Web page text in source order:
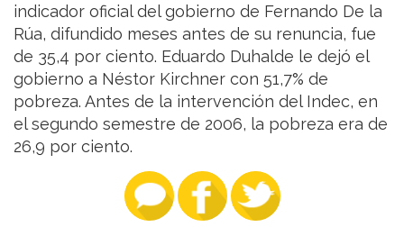
indicador oficial del gobierno de Fernando De la
Rúa, difundido meses antes de su renuncia, fue
de 35,4 por ciento. Eduardo Duhalde le dejó el
gobierno a Néstor Kirchner con 51,7% de
pobreza. Antes de la intervención del Indec, en
el segundo semestre de 2006, la pobreza era de
26,9 por ciento.